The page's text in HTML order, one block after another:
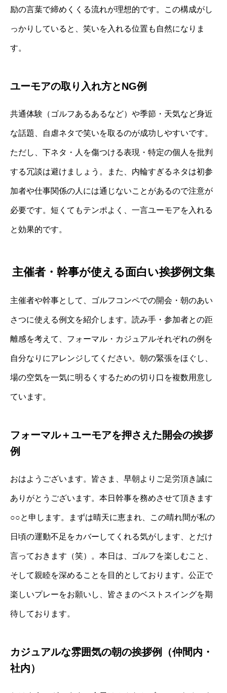
励の言葉で締めくくる流れが理想的です。この構成がし
っかりしていると、笑いを入れる位置も自然になりま
す。
ユーモアの取り入れ方とNG例
共通体験（ゴルフあるあるなど）や季節・天気など身近
な話題、自虐ネタで笑いを取るのが成功しやすいです。
ただし、下ネタ・人を傷つける表現・特定の個人を批判
する冗談は避けましょう。また、内輪すぎるネタは初参
加者や仕事関係の人には通じないことがあるので注意が
必要です。短くてもテンポよく、一言ユーモアを入れる
と効果的です。
主催者・幹事が使える面白い挨拶例文集
主催者や幹事として、ゴルフコンペでの開会・朝のあい
さつに使える例文を紹介します。読み手・参加者との距
離感を考えて、フォーマル・カジュアルそれぞれの例を
自分なりにアレンジしてください。朝の緊張をほぐし、
場の空気を一気に明るくするための切り口を複数用意し
ています。
フォーマル＋ユーモアを押さえた開会の挨拶
例
おはようございます。皆さま、早朝よりご足労頂き誠に
ありがとうございます。本日幹事を務めさせて頂きます
○○と申します。まずは晴天に恵まれ、この晴れ間が私の
日頃の運動不足をカバーしてくれる気がします、とだけ
言っておきます（笑）。本日は、ゴルフを楽しむこと、
そして親睦を深めることを目的としております。公正で
楽しいプレーをお願いし、皆さまのベストスイングを期
待しております。
カジュアルな雰囲気の朝の挨拶例（仲間内・
社内）